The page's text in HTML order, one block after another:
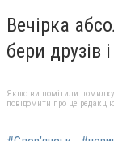
Вечірка
бери друзів
Якщо ви помітили помилку,
повідомити про це